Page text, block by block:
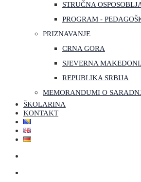
STRUČNA
PROGRAM -
PRIZNAVANJE
CRNA GORA
SJEVERNA
REPUBLIKA SRBIJA
MEMORANDUMI O
ŠKOLARINA
KONTAKT